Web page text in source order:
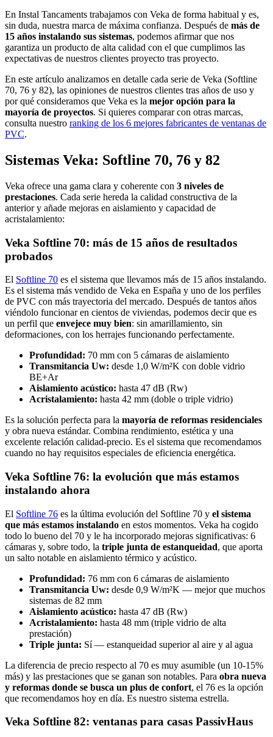
En Instal Tancaments trabajamos con Veka de forma habitual y es,
sin duda, nuestra marca de máxima confianza. Después de más de
15 años instalando sus sistemas, podemos afirmar que nos
garantiza un producto de alta calidad con el que cumplimos las
expectativas de nuestros clientes proyecto tras proyecto.
En este artículo analizamos en detalle cada serie de Veka (Softline
70, 76 y 82), las opiniones de nuestros clientes tras años de uso y
por qué consideramos que Veka es la mejor opción para la
mayoría de proyectos. Si quieres comparar con otras marcas,
consulta nuestro ranking de los 6 mejores fabricantes de ventanas de
PVC.
Sistemas Veka: Softline 70, 76 y 82
Veka ofrece una gama clara y coherente con 3 niveles de
prestaciones. Cada serie hereda la calidad constructiva de la
anterior y añade mejoras en aislamiento y capacidad de
acristalamiento:
Veka Softline 70: más de 15 años de resultados
probados
El Softline 70 es el sistema que llevamos más de 15 años instalando.
Es el sistema más vendido de Veka en España y uno de los perfiles
de PVC con más trayectoria del mercado. Después de tantos años
viéndolo funcionar en cientos de viviendas, podemos decir que es
un perfil que envejece muy bien: sin amarillamiento, sin
deformaciones, con los herrajes funcionando perfectamente.
Profundidad: 70 mm con 5 cámaras de aislamiento
Transmitancia Uw: desde 1,0 W/m²K con doble vidrio
BE+Ar
Aislamiento acústico: hasta 47 dB (Rw)
Acristalamiento: hasta 42 mm (doble o triple vidrio)
Es la solución perfecta para la mayoría de reformas residenciales
y obra nueva estándar. Combina rendimiento, estética y una
excelente relación calidad-precio. Es el sistema que recomendamos
cuando no hay requisitos especiales de eficiencia energética.
Veka Softline 76: la evolución que más estamos
instalando ahora
El Softline 76 es la última evolución del Softline 70 y el sistema
que más estamos instalando en estos momentos. Veka ha cogido
todo lo bueno del 70 y le ha incorporado mejoras significativas: 6
cámaras y, sobre todo, la triple junta de estanqueidad, que aporta
un salto notable en aislamiento térmico y acústico.
Profundidad: 76 mm con 6 cámaras de aislamiento
Transmitancia Uw: desde 0,9 W/m²K — mejor que muchos
sistemas de 82 mm
Aislamiento acústico: hasta 47 dB (Rw)
Acristalamiento: hasta 48 mm (triple vidrio de alta
prestación)
Triple junta: Sí — estanqueidad superior al aire y al agua
La diferencia de precio respecto al 70 es muy asumible (un 10-15%
más) y las prestaciones que se ganan son notables. Para obra nueva
y reformas donde se busca un plus de confort, el 76 es la opción
que recomendamos hoy en día. Es nuestro sistema estrella.
Veka Softline 82: ventanas para casas PassivHaus